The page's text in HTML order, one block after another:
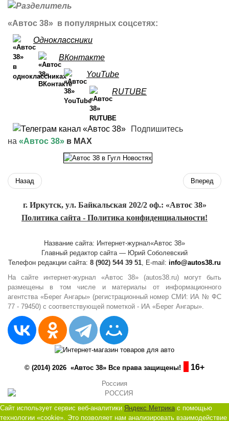
«Автос 38» в популярных соцсетях:
Одноклассники
ВКонтакте
YouTube
RUTUBE
Подпишитесь
на «Автос 38» в MAX
Назад Вперед
г. Иркутск, ул. Байкальская 202/2 оф.: «Автос 38»
Политика сайта - Политика конфиденциальности!
Название сайта: Интернет-журнал«Автос 38»
Главный редактор сайта — Юрий Соболевский
Телефон редакции сайта: 8 (902) 544 39 51, E-mail: info@autos38.ru
На сайте интернет-журнал «Автос 38» (autos38.ru) могут быть
размещены в том числе и материалы от информационного
агентства «Берег Ангары» (регистрационный номер СМИ: ИА № ФС
77 - 79450) с соответствующей пометкой - ИА «Берег Ангары».
© (2014) 2026 «Автос 38» Все права защищены! 16+
Россиия
Сайт использует сервис веб-аналитики Яндекс Метрика с помощью
технологии «cookie». Это позволяет нам анализировать взаимодействие